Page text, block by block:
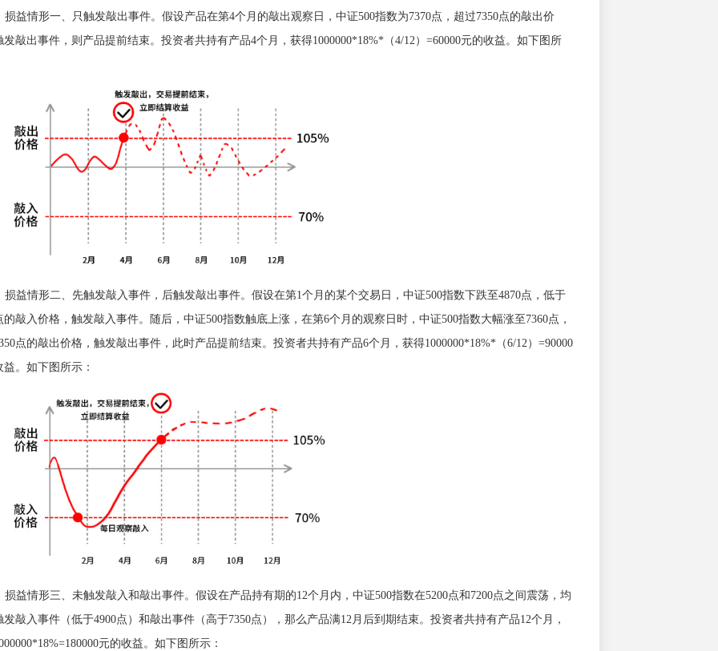
损益情形一、只触发敲出事件。假设产品在第4个月的敲出观察日，中证500指数为7370点，超过7350点的敲出价
发敲出事件，则产品提前结束。投资者共持有产品4个月，获得1000000*18%*（4/12）=60000元的收益。如下图所
损益情形二、先触发敲入事件，后触发敲出事件。假设在第1个月的某个交易日，中证500指数下跌至4870点，低于
的敲入价格，触发敲入事件。随后，中证500指数触底上涨，在第6个月的观察日时，中证500指数大幅涨至7360点，
点的敲出价格，触发敲出事件，此时产品提前结束。投资者共持有产品6个月，获得1000000*18%*（6/12）=90000
益。如下图所示：
损益情形三、未触发敲入和敲出事件。假设在产品持有期的12个月内，中证500指数在5200点和7200点之间震荡，均
发敲入事件（低于4900点）和敲出事件（高于7350点），那么产品满12月后到期结束。投资者共持有产品12个月，
元的收益。如下图所示：